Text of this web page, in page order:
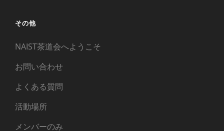
その他
NAIST茶道会へようこそ
お問い合わせ
よくある質問
活動場所
メンバーのみ